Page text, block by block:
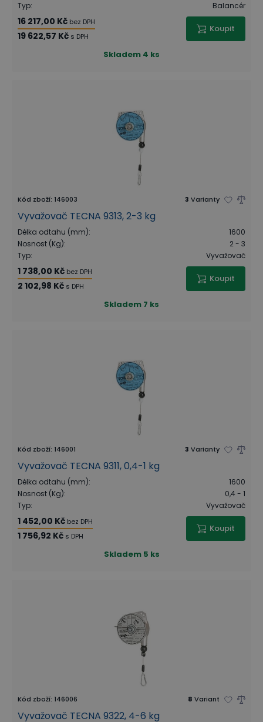
Typ: Balancér
16 217,00 Kč bez DPH
19 622,57 Kč s DPH
Koupit
Skladem 4 ks
Kód zboží: 146003 3 Varianty
Vyvažovač TECNA 9313, 2-3 kg
Délka odtahu (mm):
1600
Nosnost (Kg):
2 - 3
Typ: Vyvažovač
1 738,00 Kč bez DPH
2 102,98 Kč s DPH
Koupit
Skladem 7 ks
Kód zboží: 146001 3 Varianty
Vyvažovač TECNA 9311, 0,4-1 kg
Délka odtahu (mm):
1600
Nosnost (Kg):
0,4 - 1
Typ: Vyvažovač
1 452,00 Kč bez DPH
1 756,92 Kč s DPH
Koupit
Skladem 5 ks
Kód zboží: 146006 8 Variant
Vyvažovač TECNA 9322, 4-6 kg